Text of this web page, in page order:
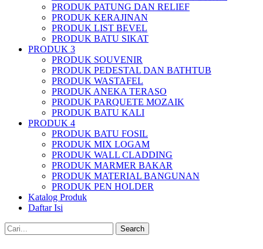
PRODUK PATUNG DAN RELIEF
PRODUK KERAJINAN
PRODUK LIST BEVEL
PRODUK BATU SIKAT
PRODUK 3
PRODUK SOUVENIR
PRODUK PEDESTAL DAN BATHTUB
PRODUK WASTAFEL
PRODUK ANEKA TERASO
PRODUK PARQUETE MOZAIK
PRODUK BATU KALI
PRODUK 4
PRODUK BATU FOSIL
PRODUK MIX LOGAM
PRODUK WALL CLADDING
PRODUK MARMER BAKAR
PRODUK MATERIAL BANGUNAN
PRODUK PEN HOLDER
Katalog Produk
Daftar Isi
Search